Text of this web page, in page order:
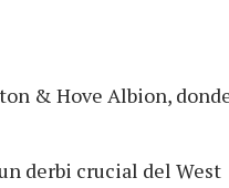
& Hove Albion,
derbi crucial del West